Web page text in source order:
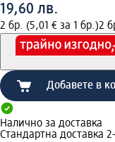
19,60 лв.
2 бр. (5,01 € за 1 бр.)2
Добавете в
Налично за доставка
Стандартна доставка